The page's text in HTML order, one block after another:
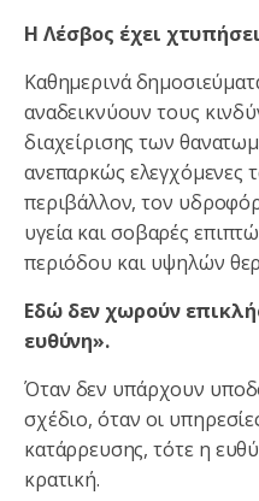
Η Λέσβος έχει
Καθημερινά
αναδεικνύουν τους
διαχείρισης των
ανεπαρκώς ελεγχόμενες
περιβάλλον, τον
υγεία και σοβαρές
περιόδου και υψηλών
Εδώ δεν χωρούν
ευθύνη».
Όταν δεν υπάρχουν
σχέδιο, όταν οι
κατάρρευσης, τότε η
κρατική.